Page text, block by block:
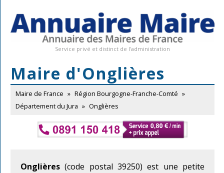
Service privé et distinct de l'administration
Maire d'Onglières
Maire de France » Région Bourgogne-Franche-Comté »
Département du Jura » Onglières
Onglières (code postal 39250) est une petite